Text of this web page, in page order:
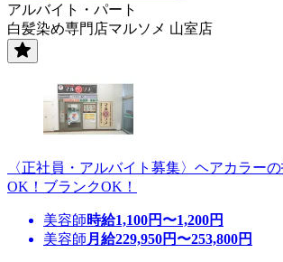
アルバイト・パート
白髪染め専門店マルソメ 山室店
〈正社員・アルバイト募集〉ヘアカラー
OK！ブランクOK！
美容師時給1,100円〜1,200円
美容師 月給229,950円〜253,800円